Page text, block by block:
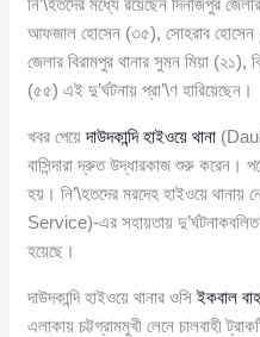
নি’\হতদের মধ্যে রয়েছেন দিনাজপুর
আফজাল হোসেন (৩৫), সোহরাব
জেলার বিরামপুর থানার সুমন মিয়া
(৫৫) এই দু’র্ঘটনায় প্রা’\ণ হারিয়েছেন।
খবর পেয়েদাউদকান্দি হাইওয়ে থানা
বাসিন্দারা দ্রুত উদ্ধারকাজ শুরু করেন।
হয়। নি’\হতদের মরদেহ হাইওয়ে থানায়
Service)-এর সহায়তায় দু’র্ঘটনাকবলিত
হয়েছে।
দাউদকান্দি হাইওয়ে থানার ওসিইকবাল
এলাকায় চট্টগ্রামমুখী লেনে চালবাহী